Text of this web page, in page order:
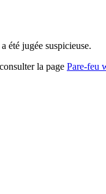
été jugée suspicieuse.
la page Pare-feu